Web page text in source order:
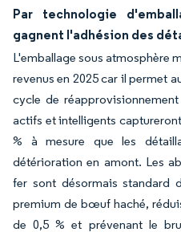
Par technologie
gagnent l'adhésion des
L'emballage sous atmosphère
revenus en 2025 car il permet
cycle de
actifs et intelligents
% à mesure que les
détérioration en amont. Les
fer sont désormais standard
premium de bœuf haché,
de 0,5 % et prévenant le